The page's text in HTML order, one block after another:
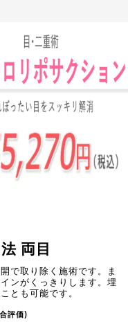
両目
で取り除く施術です。ま
ンがくっきりします。埋
とも可能です。
評価)